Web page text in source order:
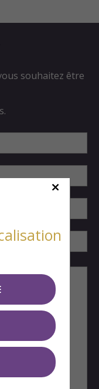
souhaitez être